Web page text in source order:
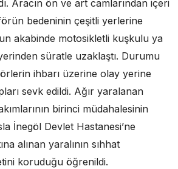
Aracın ön ve art camlarından içeri
bedeninin çeşitli yerlerine
akabinde motosikletli kuşkulu ya
süratle uzaklaştı. Durumu
ihbarı üzerine olay yerine
sevk edildi. Ağır yaralanan
birinci müdahalesinin
İnegöl Devlet Hastanesi’ne
alınan yaralının sıhhat
koruduğu öğrenildi.